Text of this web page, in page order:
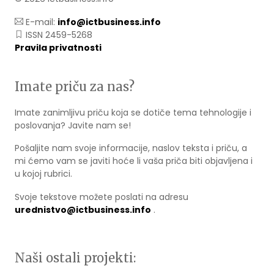
E-mail: info@ictbusiness.info
ISSN 2459-5268
Pravila privatnosti
Imate priču za nas?
Imate zanimljivu priču koja se dotiče tema tehnologije i
poslovanja? Javite nam se!
Pošaljite nam svoje informacije, naslov teksta i priču, a
mi ćemo vam se javiti hoće li vaša priča biti objavljena i
u kojoj rubrici.
Svoje tekstove možete poslati na adresu
urednistvo@ictbusiness.info .
Naši ostali projekti: